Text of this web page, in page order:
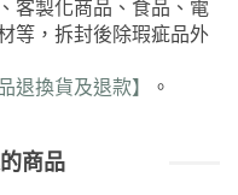
客製化商品、食品、電
等，拆封後除瑕疵品外
退換貨及退款】 。
商品